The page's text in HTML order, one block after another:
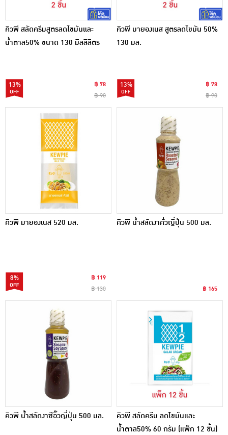
คิวพี สลัดครีมสูตรลดไขมันและ
น้ำตาล50% ขนาด 130 มิลลิลิตร
13%
฿ 78
฿ 90
คิวพี มายองเนส สูตรลดไขมัน 50%
130 มล.
13%
฿ 78
฿ 90
คิวพี มายองเนส 520 มล.
8%
฿ 119
฿ 130
คิวพี น้ำสลัดงาคั่วญี่ปุ่น 500 มล.
฿ 165
คิวพี น้ำสลัดงาซีอิ๊วญี่ปุ่น 500 มล.
คิวพี สลัดครีม ลดไขมันและ
น้ำตาล50% 60 กรัม (แพ็ก 12 ชิ้น)